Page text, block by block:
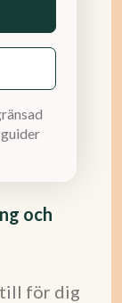
och
till för dig